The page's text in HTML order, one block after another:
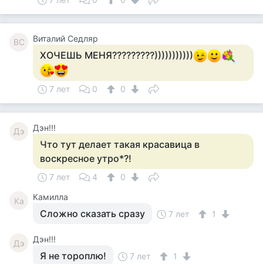
ВС Виталий Седляр
ХОЧЕШЬ МЕНЯ?????????)))))))))))
7 лет 0 0
Дэ Дэн!!!
Что тут делает такая красавица в
воскресное утро*?!
7 лет 4 0
Ка Камилла
Сложно сказать сразу 7 лет 1
Дэ Дэн!!!
Я не тороплю! 7 лет 1